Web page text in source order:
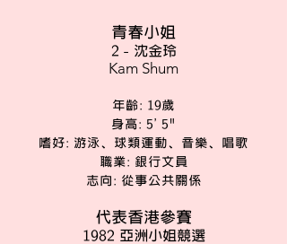
青春小姐
2 - 沈金玲
Kam Shum
年齡: 19歲
身高: 5' 5"
嗜好: 游泳、球類運動、音樂、唱歌
職業: 銀行文員
志向: 從事公共關係
代表香港參賽
1982 亞洲小姐競選